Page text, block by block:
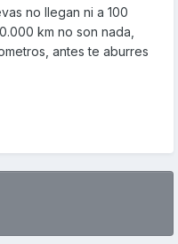
no llegan ni a 100
km no son nada,
antes te aburres